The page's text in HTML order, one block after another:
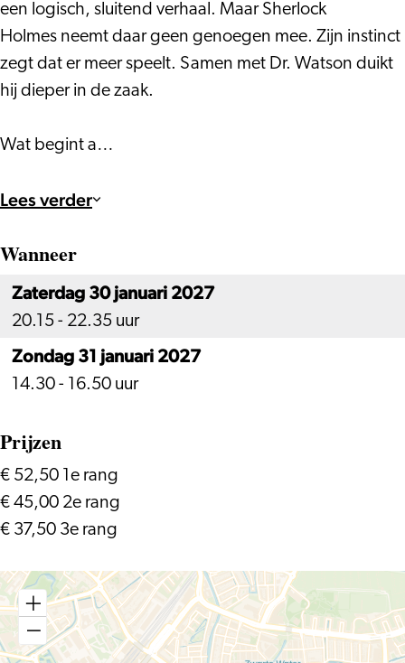
een logisch, sluitend verhaal. Maar Sherlock
Holmes neemt daar geen genoegen mee. Zijn instinct
zegt dat er meer speelt. Samen met Dr. Watson duikt
hij dieper in de zaak.
Wat begint a…
Lees verder
Wanneer
Zaterdag 30 januari 2027
20.15 - 22.35 uur
Zondag 31 januari 2027
14.30 - 16.50 uur
Prijzen
€ 52,50 1e rang
€ 45,00 2e rang
€ 37,50 3e rang